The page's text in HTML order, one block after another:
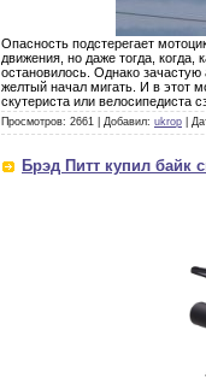
Опасность подстерегает
движения, но даже тогда,
остановилось. Однако
желтый начал мигать. И в этот
скутериста или велосипедиста
Просмотров: 2661 | Добавил: ukrop |
Брэд Питт купил байк